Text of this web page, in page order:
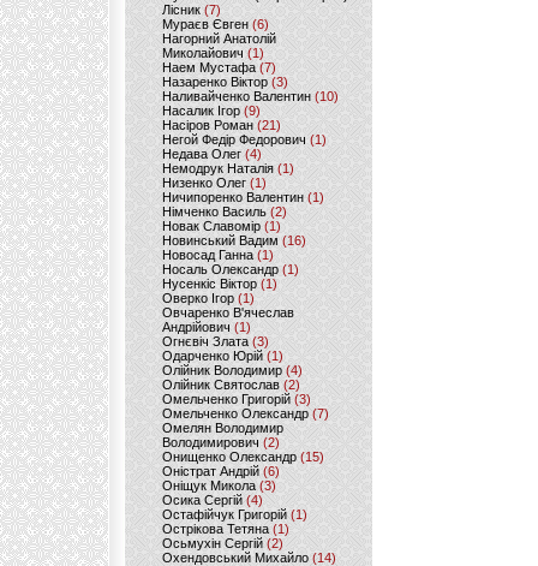
Лісник (7)
Мураєв Євген(6)
Нагорний Анатолій
Миколайович (1)
Наем Мустафа (7)
Назаренко Віктор (3)
Наливайченко Валентин (10)
Насалик Ігор(9)
Насіров Роман (21)
Негой Федір Федорович(1)
Недава Олег(4)
Немодрук Наталія(1)
Низенко Олег (1)
Ничипоренко Валентин (1)
Німченко Василь (2)
Новак Славомір (1)
Новинський Вадим (16)
Новосад Ганна (1)
Носаль Олександр (1)
Нусенкіс Віктор (1)
Оверко Ігор (1)
Овчаренко В'ячеслав
Андрійович(1)
Огнєвіч Злата (3)
Одарченко Юрій(1)
Олійник Володимир (4)
Олійник Святослав (2)
Омельченко Григорій (3)
Омельченко Олександр(7)
Омелян Володимир
Володимирович (2)
Онищенко Олександр (15)
Оністрат Андрій (6)
Оніщук Микола (3)
Осика Сергій(4)
Остафійчук Григорій(1)
Острікова Тетяна (1)
Осьмухін Сергій (2)
Охендовський Михайло (14)